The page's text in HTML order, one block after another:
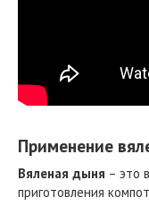
Применение
Вяленая дыня – это
приготовления